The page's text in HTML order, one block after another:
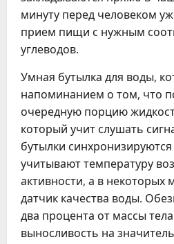
минуту перед человеком
прием пищи с нужным
углеводов.
Умная бутылка для воды,
напоминанием о том, что
очередную порцию
который учит слушать
бутылки
учитывают температуру
активности, а в некоторых
датчик качества воды.
два процента от массы
выносливость на